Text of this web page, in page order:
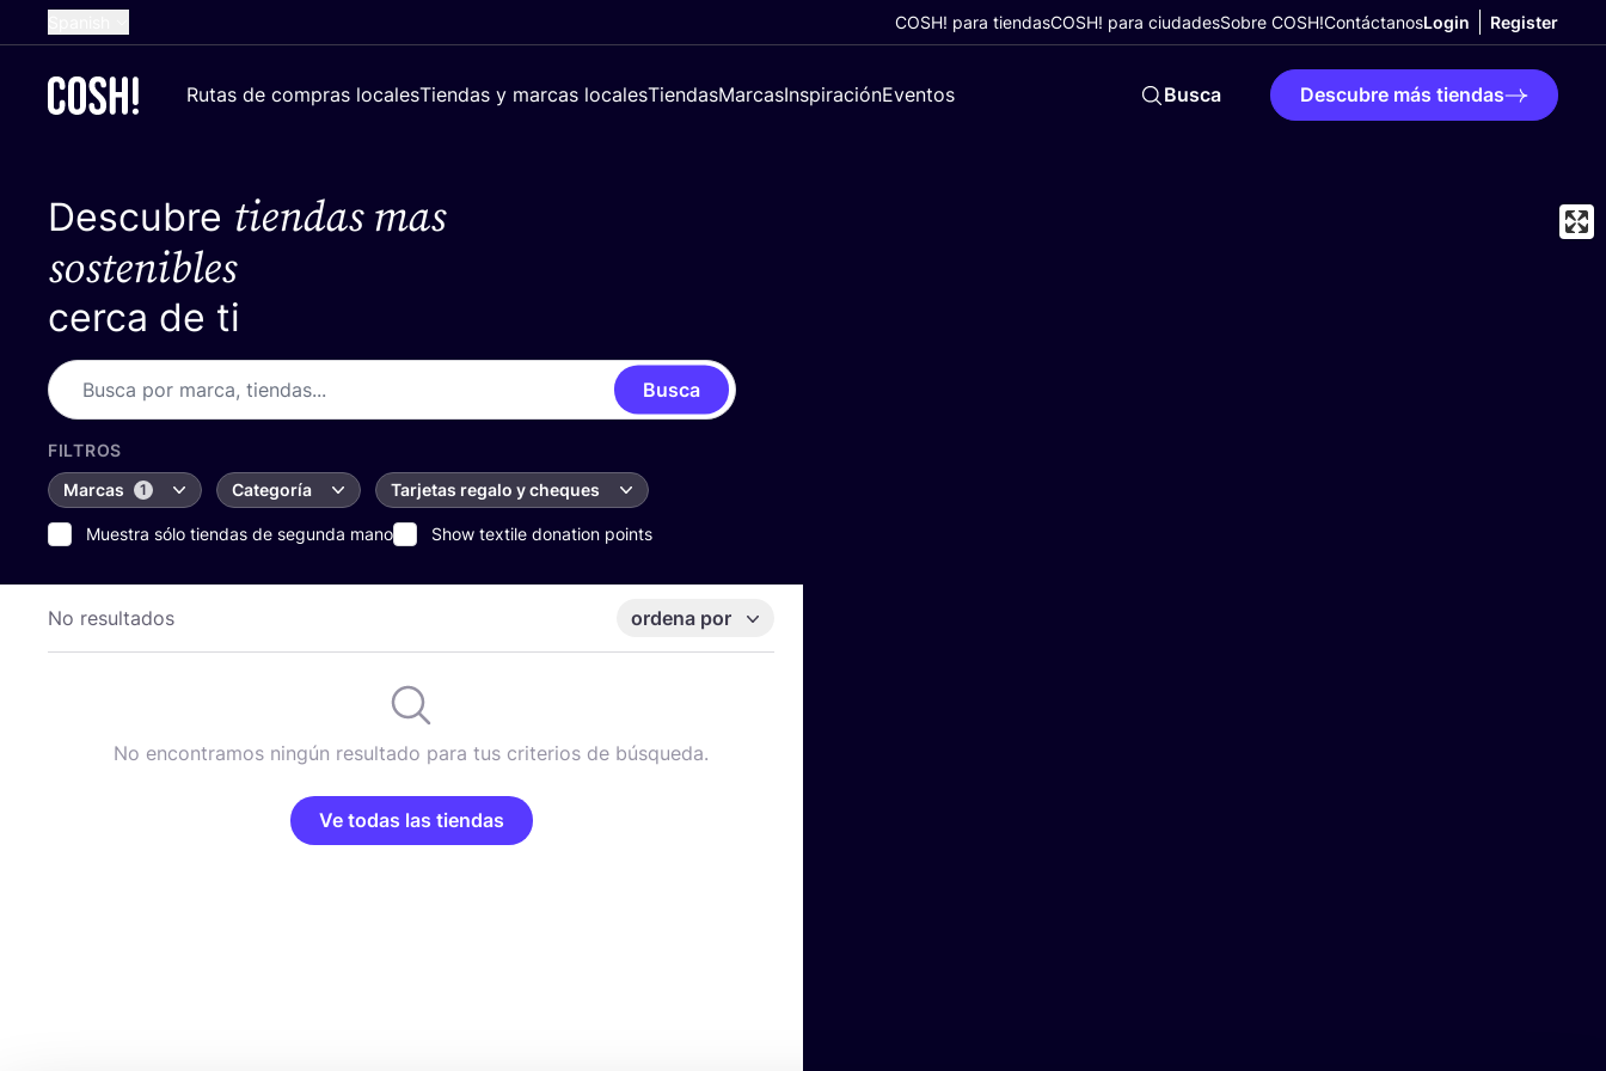
Dutch
German
COSH! para tiendasCOSH! para ciudadesSobre COSH!ContáctanosLogin Register
Rutas de compras localesTiendas y marcas localesTiendasMarcasInspiraciónEventos Busca Descubre más tiendas
Descubre tiendas mas
sostenibles
cerca de ti
Busca
FILTROS
Marcas
1 Categoría Tarjetas regalo y cheques
Muestra sólo tiendas de segunda mano Show textile donation points
No resultados ordena por
No encontramos ningún resultado para tus criterios de búsqueda.
Ve todas las tiendas